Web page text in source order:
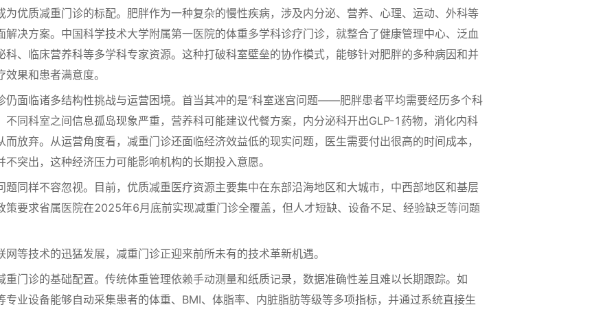
质减重门诊的标配。肥胖作为一种复杂的慢性疾病，涉及内分泌、营养、心理、运动、外科等
决方案。中国科学技术大学附属第一医院的体重多学科诊疗门诊，就整合了健康管理中心、泛血
、临床营养科等多学科专家资源。这种打破科室壁垒的协作模式，能够针对肥胖的多种病因和并
果和患者满意度。
面临诸多结构性挑战与运营困境。首当其冲的是“科室迷宫问题——肥胖患者平均需要经历多个科
不同科室之间信息孤岛现象严重，营养科可能建议代餐方案，内分泌科开出GLP-1药物，消化内科
放弃。从运营角度看，减重门诊还面临经济效益低的现实问题，医生需要付出很高的时间成本，
突出，这种经济压力可能影响机构的长期投入意愿。
样不容忽视。目前，优质减重医疗资源主要集中在东部沿海地区和大城市，中西部地区和基层
策要求省属医院在2025年6月底前实现减重门诊全覆盖，但人才短缺、设备不足、经验缺乏等问题
技术的迅猛发展，减重门诊正迎来前所未有的技术革新机遇。
诊的基础配置。传统体重管理依赖手动测量和纸质记录，数据准确性差且难以长期跟踪。如
业设备能够自动采集患者的体重、BMI、体脂率、内脏脂肪等级等多项指标，并通过系统直接生